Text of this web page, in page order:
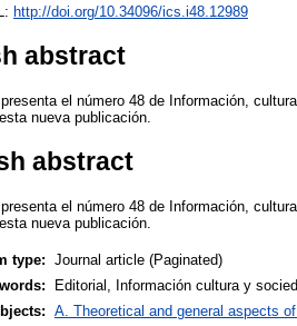
http://doi.org/10.34096/ics.i48.12989
abstract
presenta el número 48 de Información,
nueva publicación.
abstract
el número 48 de Información,
nueva publicación.
type:
Journal article (Paginated)
Editorial, Información cultura y
A. Theoretical and general aspects